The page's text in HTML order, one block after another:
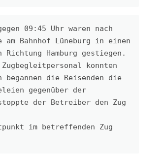
09:45 Uhr waren nach
Bahnhof Lüneburg in einen
Richtung Hamburg gestiegen.
konnten
die Reisenden die
gegenüber der
der Betreiber den Zug
im betreffenden Zug